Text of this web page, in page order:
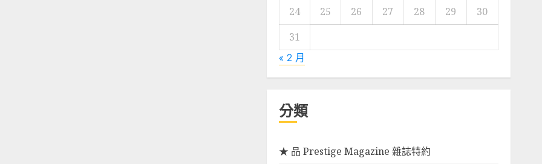
24
25 26 27 28 29
30
31
« 2 月
分類
★ 品 Prestige Magazine 雜誌特約